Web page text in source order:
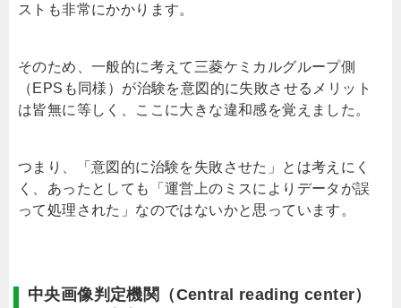
ストも非常にかかります。
そのため、一般的に考えて三菱ケミカルグループ側
（EPSも同様）が治験を意図的に失敗させるメリット
は皆無に等しく、ここに大きな違和感を覚えました。
つまり、「意図的に治験を失敗させた」とは考えにく
く、あったとしても「運営上のミスによりデータが誤
って処理された」なのではないかと思っています。
中央画像判定機関（Central reading center）